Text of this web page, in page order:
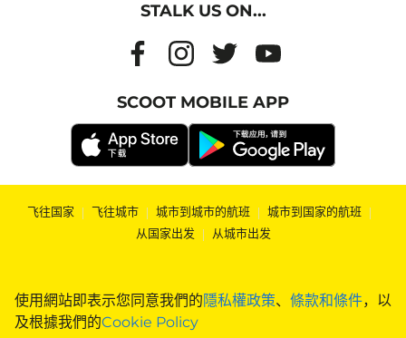
使用網站即表示您同意我們的隱私權政策、 條款和條件，以
及根據我們的Cookie Policy
STALK US ON...
SCOOT MOBILE APP
飞往国家 | 飞往城市 | 城市到城市的航班 | 城市到国家的航班 |
从国家出发 | 从城市出发